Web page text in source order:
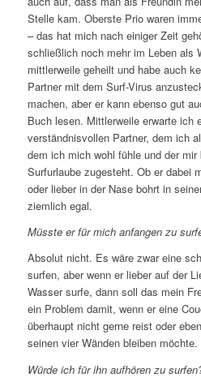
Stelle kam. Oberste Prio waren
– das hat mich nach einiger Zeit
schließlich noch mehr im Leben als
mittlerweile geheilt und habe auch
Partner mit dem Surf-Virus
machen, aber er kann ebenso gut
Buch lesen. Mittlerweile erwarte ich
verständnisvollen Partner, dem ich
dem ich mich wohl fühle und der
Surfurlaube zugesteht. Ob er dabei
oder lieber in der Nase bohrt in
ziemlich egal.
Müsste er für mich anfangen zu
Absolut nicht. Es wäre zwar eine
surfen, aber wenn er lieber auf der
Wasser surfe, dann soll das mein
ein Problem damit, wenn er eine
überhaupt nicht gerne reist oder
seinen vier Wänden bleiben möchte.
Würde ich für ihn aufhören zu